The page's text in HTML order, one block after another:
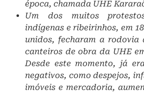
época, chamada UHE
Um dos muitos
indígenas e ribeirinhos, em
unidos, fecharam a rodovia
canteiros de obra da UHE
Desde este momento, já
negativos, como despejos,
imóveis e mercadoria,